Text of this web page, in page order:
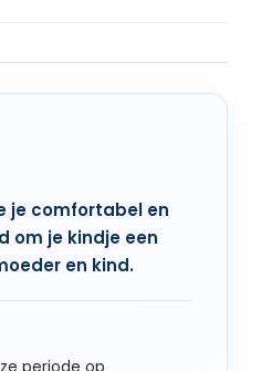
je comfortabel en
om je kindje een
en kind.